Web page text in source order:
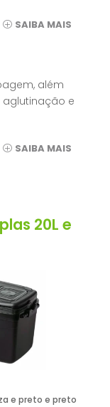
SAIBA MAIS
além
e
SAIBA MAIS
20L e
e preto e preto